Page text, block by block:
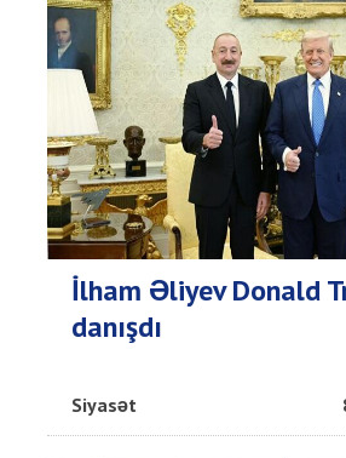
İlham Əliyev Donald
danışdı
Siyasət